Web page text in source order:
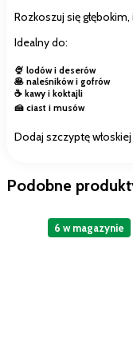
Rozkoszuj się
Idealny do:
🍨 lodów i deserów
🥞 naleśników i gofrów
☕ kawy i koktajli
🍰 ciast i musów
Dodaj szczyptę
Podobne
6 w magazynie